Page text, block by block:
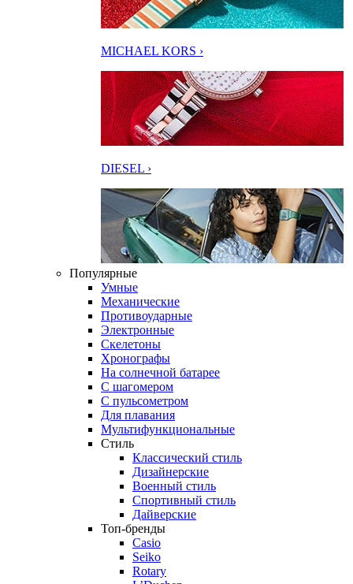
MICHAEL KORS ›
DIESEL ›
Популярные
Умные
Механические
Противоударные
Электронные
Скелетоны
Хронографы
На солнечной батарее
С шагомером
С пульсометром
Для плавания
Мультифункциональные
Стиль
Классический стиль
Дизайнерские
Военный стиль
Спортивный стиль
Дайверские
Топ-бренды
Casio
Seiko
Rotary